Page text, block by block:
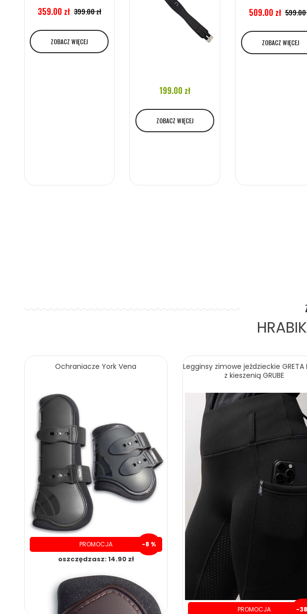
359.00 zł 399.00 zł
ZOBACZ WIĘCEJ
199.00 zł
ZOBACZ WIĘCEJ
509.00 zł 599.00
ZOBACZ WIĘCEJ
Ochraniacze York Vena
PROMOCJA -8 %
oszczędzasz: 14.90 zł
Legginsy zimowe jeździeckie GRETA
z kieszenią GRUBE
PROMOCJA -